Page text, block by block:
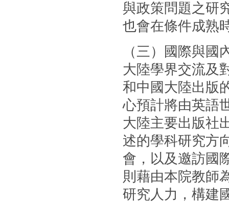
與政策問題之研
也會在條件成熟
（三）國際與
大陸學界交流及
和中國大陸出版
心預計將由英語
大陸主要出版社
述的學科研究方
會，以及邀訪國
則藉由本院教師
研究人力，構建